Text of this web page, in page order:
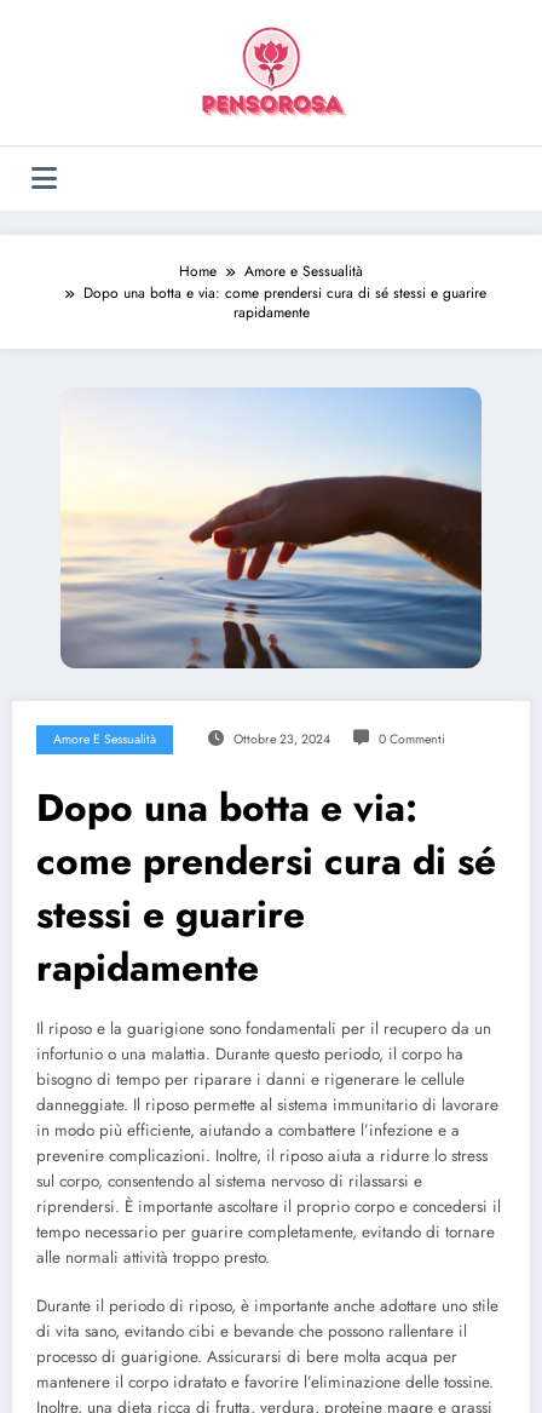
Home
Amore e Sessualità
Dopo una botta e via: come prendersi cura di sé stessi e guarire
rapidamente
Amore E Sessualità Ottobre 23, 2024 0 Commenti
Dopo una botta e via:
come prendersi cura di sé
stessi e guarire
rapidamente
Il riposo e la guarigione sono fondamentali per il recupero da un
infortunio o una malattia. Durante questo periodo, il corpo ha
bisogno di tempo per riparare i danni e rigenerare le cellule
danneggiate. Il riposo permette al sistema immunitario di lavorare
in modo più efficiente, aiutando a combattere l’infezione e a
prevenire complicazioni. Inoltre, il riposo aiuta a ridurre lo stress
sul corpo, consentendo al sistema nervoso di rilassarsi e
riprendersi. È importante ascoltare il proprio corpo e concedersi il
tempo necessario per guarire completamente, evitando di tornare
alle normali attività troppo presto.
Durante il periodo di riposo, è importante anche adottare uno stile
di vita sano, evitando cibi e bevande che possono rallentare il
processo di guarigione. Assicurarsi di bere molta acqua per
mantenere il corpo idratato e favorire l’eliminazione delle tossine.
Inoltre, una dieta ricca di frutta, verdura, proteine magre e grassi